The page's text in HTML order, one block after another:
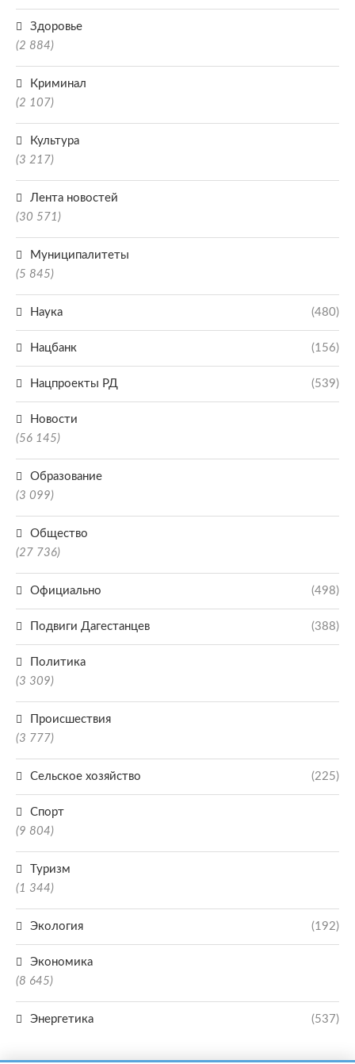
Здоровье
(2 884)
Криминал
(2 107)
Культура
(3 217)
Лента новостей
(30 571)
Муниципалитеты
(5 845)
Наука (480)
Нацбанк (156)
Нацпроекты РД (539)
Новости
(56 145)
Образование
(3 099)
Общество
(27 736)
Официально (498)
Подвиги Дагестанцев (388)
Политика
(3 309)
Происшествия
(3 777)
Сельское хозяйство (225)
Спорт
(9 804)
Туризм
(1 344)
Экология (192)
Экономика
(8 645)
Энергетика (537)